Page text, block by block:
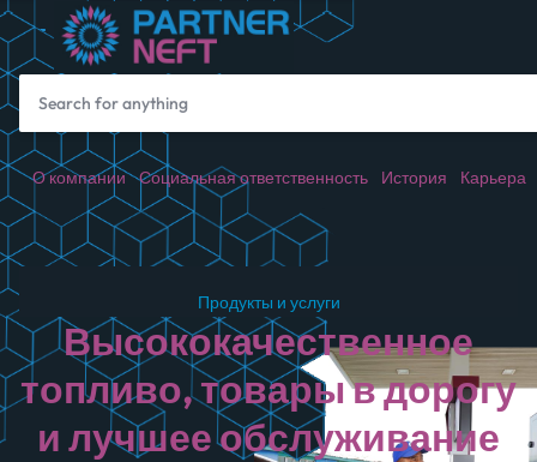
О компании Социальная ответственность История Карьера
Продукты и услуги
Высококачественное
топливо, товары в дорогу
и лучшее обслуживание